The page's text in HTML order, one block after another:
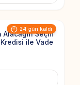
24 gün kaldı
Add to
Alacağın Seçili
ile Vade